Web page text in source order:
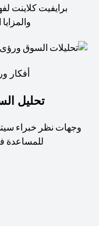
برايفيت كلاينت لفهم
والمزايا
أفكار ورؤى
تحليل
نظر خبراء سيتي
للمساعدة في